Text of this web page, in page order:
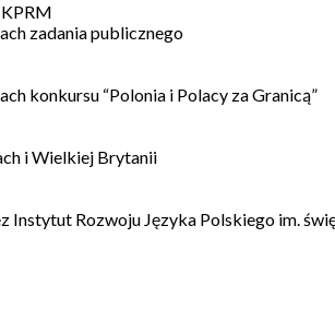
zadania publicznego
konkursu “Polonia i Polacy za Granicą”
i Wielkiej Brytanii
Instytut Rozwoju Języka Polskiego im.